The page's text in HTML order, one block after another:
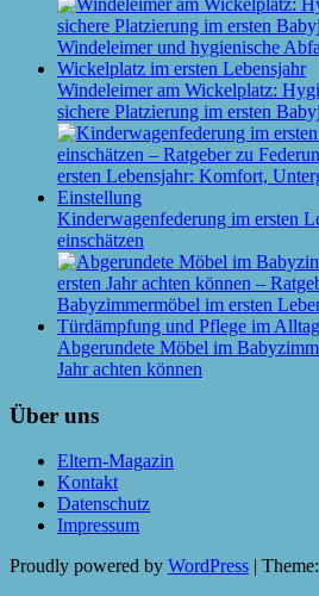
Windeleimer am Wickelplatz:
sichere Platzierung im ersten
Kinderwagenfederung im ersten
einschätzen
Abgerundete Möbel im
Jahr achten können
Über uns
Eltern-Magazin
Kontakt
Datenschutz
Impressum
Proudly powered by WordPress | Theme: